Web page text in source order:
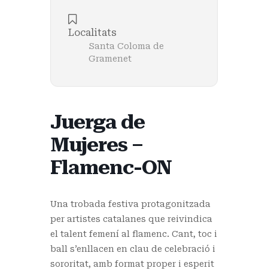
Localitats
Santa Coloma de
Gramenet
Juerga de
Mujeres –
Flamenc-ON
Una trobada festiva protagonitzada
per artistes catalanes que reivindica
el talent femení al flamenc. Cant, toc i
ball s’enllacen en clau de celebració i
sororitat, amb format proper i esperit